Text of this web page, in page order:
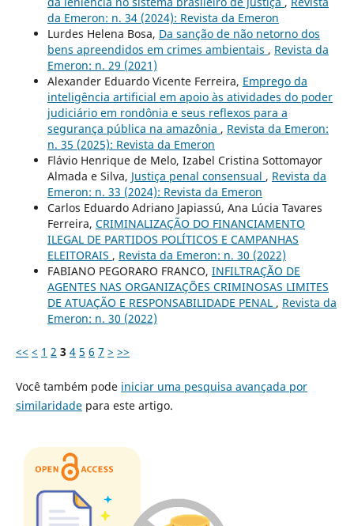
da Emeron: n. 34 (2024): Revista da Emeron
Lurdes Helena Bosa, Da sanção de não netorno dos
bens apreendidos em crimes ambientais , Revista da
Emeron: n. 29 (2021)
Alexander Eduardo Vicente Ferreira, Emprego da
inteligência artificial em apoio às atividades do poder
judiciário em rondônia e seus reflexos para a
segurança pública na amazônia , Revista da Emeron:
n. 35 (2025): Revista da Emeron
Flávio Henrique de Melo, Izabel Cristina Sottomayor
Almada e Silva, Justiça penal consensual , Revista da
Emeron: n. 33 (2024): Revista da Emeron
Carlos Eduardo Adriano Japiassú, Ana Lúcia Tavares
Ferreira, CRIMINALIZAÇÃO DO FINANCIAMENTO
ILEGAL DE PARTIDOS POLÍTICOS E CAMPANHAS
ELEITORAIS , Revista da Emeron: n. 30 (2022)
FABIANO PEGORARO FRANCO, INFILTRAÇÃO DE
AGENTES NAS ORGANIZAÇÕES CRIMINOSAS LIMITES
DE ATUAÇÃO E RESPONSABILIDADE PENAL , Revista da
Emeron: n. 30 (2022)
<< < 1 2 3 4 5 6 7 > >>
Você também pode iniciar uma pesquisa avançada por
similaridadepara este artigo.